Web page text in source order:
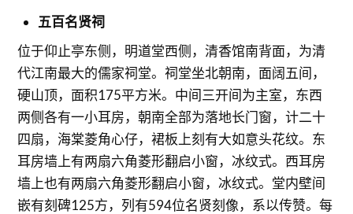
五百名贤祠
位于仰止亭东侧，明道堂西侧，清香馆南背面，为清
代江南最大的儒家祠堂。祠堂坐北朝南，面阔五间，
硬山顶，面积175平方米。中间三开间为主室，东西
两侧各有一小耳房，朝南全部为落地长门窗，计二十
四扇，海棠菱角心仔，裙板上刻有大如意头花纹。东
耳房墙上有两扇六角菱形翻启小窗，冰纹式。西耳房
墙上也有两扇六角菱形翻启小窗，冰纹式。堂内壁间
嵌有刻碑125方，列有594位名贤刻像，系以传赞。每